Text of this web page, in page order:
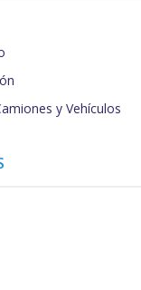
y Vehículos